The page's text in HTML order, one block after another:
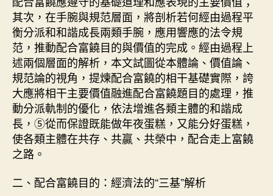
其次，在手腕與規范層面，將剖析若何經由過程平
衡分派和和諧成長兩類手腕，應用響應的法令規
范，推動配合富饒目的與價值的完成。經由過程上
述兩個層面的解析，本文試圖從本體論、價值論、
規范論的視角，提煉配合富饒的相干基礎實際，誇
大應將相干主要價值融進配合富饒題目的處理，推
動分派軌制的優化，依法增進各類主體的和諧成
長，⑤從而保證既能做年夜蛋糕，又能分好蛋糕，
使各類主體在共存、共贏、共榮中，配合走上富饒
之路。
二、配合富饒目的：經濟法的“三基”解析